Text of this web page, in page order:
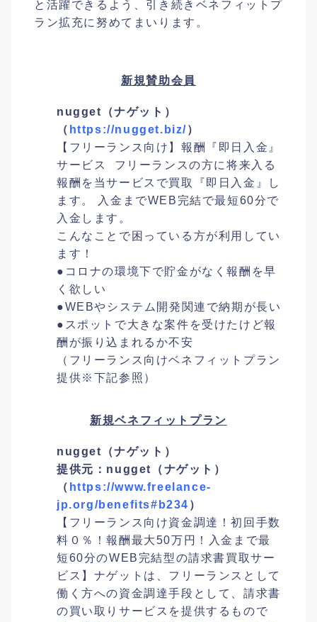
と活躍できるよう、引き続きベネフィットプ
ラン拡充に努めてまいります。
新規賛助会員
nugget（ナゲット）
（ https://nugget.biz/）
【フリーランス向け】報酬『即日入金』
サービス フリーランスの方に将来入る
報酬を当サービスで買取『即日入金』し
ます。 入金までWEB完結で最短60分で
入金します。
こんなことで困っている方が利用してい
ます！
●コロナの環境下で貯金がなく報酬を早
く欲しい
●WEBやシステム開発関連で納期が長い
●スポットで大きな案件を受けたけど報
酬が振り込まれるか不安
（フリーランス向けベネフィットプラン
提供※下記参照）
新規ベネフィットプラン
nugget（ナゲット）
提供元： nugget（ナゲット）
（ https://www.freelance-
jp.org/benefits#b234 ）
【フリーランス向け資金調達！初回手数
料０％！報酬最大50万円！入金まで最
短60分のWEB完結型の請求書買取サー
ビス】ナゲットは、フリーランスとして
働く方への資金調達手段として、請求書
の買い取りサービスを提供するもので